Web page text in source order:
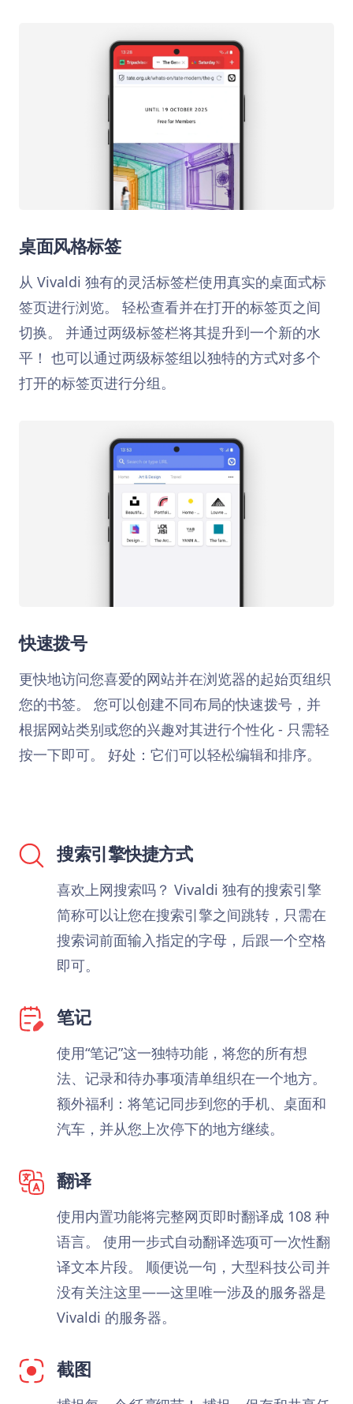
桌面风格标签
从 Vivaldi 独有的灵活标签栏使用真实的桌面式标
签页进行浏览。 轻松查看并在打开的标签页之间
切换。 并通过两级标签栏将其提升到一个新的水
平！ 也可以通过两级标签组以独特的方式对多个
打开的标签页进行分组。
快速拨号
更快地访问您喜爱的网站并在浏览器的起始页组织
您的书签。 您可以创建不同布局的快速拨号，并
根据网站类别或您的兴趣对其进行个性化 - 只需轻
按一下即可。 好处：它们可以轻松编辑和排序。
搜索引擎快捷方式
喜欢上网搜索吗？ Vivaldi 独有的搜索引擎
简称可以让您在搜索引擎之间跳转，只需在
搜索词前面输入指定的字母，后跟一个空格
即可。
笔记
使用“笔记”这一独特功能，将您的所有想
法、记录和待办事项清单组织在一个地方。
额外福利：将笔记同步到您的手机、桌面和
汽车，并从您上次停下的地方继续。
翻译
使用内置功能将完整网页即时翻译成 108 种
语言。 使用一步式自动翻译选项可一次性翻
译文本片段。 顺便说一句，大型科技公司并
没有关注这里——这里唯一涉及的服务器是
Vivaldi 的服务器。
截图